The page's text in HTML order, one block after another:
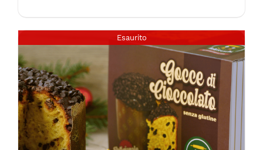
Esaurito
DETTAGLI